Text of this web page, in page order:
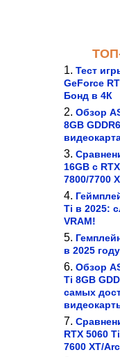
Тест
GeForce
Бонд в 4К
Обзор
8GB
16GB с
7800/7700
Ti в 2025:
VRAM!
в 2025
Обзор
Ti 8GB
самых
RTX 5060
7600 XT/